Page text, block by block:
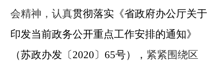
会精神，认真贯彻落实《省政府办公厅关于
印发当前政务公开重点工作安排的通知》
（苏政办发〔2020〕 65号）， 紧紧围绕区